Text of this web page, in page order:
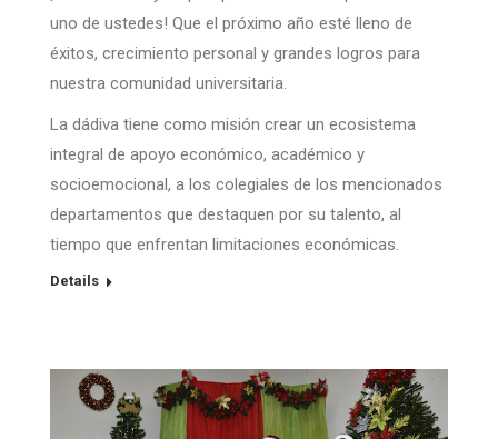
uno de ustedes! Que el próximo año esté lleno de
éxitos, crecimiento personal y grandes logros para
nuestra comunidad universitaria.
La dádiva tiene como misión crear un ecosistema
integral de apoyo económico, académico y
socioemocional, a los colegiales de los mencionados
departamentos que destaquen por su talento, al
tiempo que enfrentan limitaciones económicas.
Details